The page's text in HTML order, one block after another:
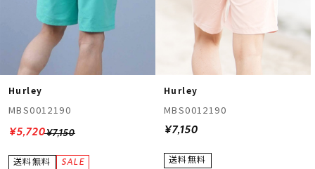
Hurley
MBS0012190
¥7,150
¥5,720
Hurley
MBS0012190
¥7,150